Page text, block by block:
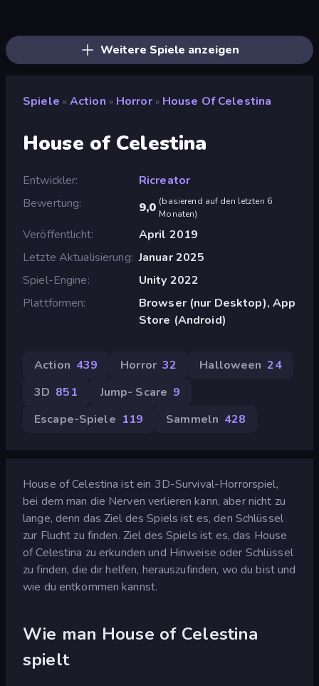
Weitere Spiele anzeigen
Spiele » Action » Horror » House Of Celestina
House of Celestina
Entwickler
Ricreator
Bewertung
9,0 (basierend auf den letzten 6
Monaten)
Veröffentlicht
April 2019
Letzte Aktualisierung Januar 2025
Spiel-Engine
Unity 2022
Plattformen
Browser (nur Desktop), App
Store (Android)
Action 439 Horror 32 Halloween 24
3D 851 Jump- Scare 9
Escape-Spiele 119 Sammeln 428
House of Celestina ist ein 3D-Survival-Horrorspiel,
bei dem man die Nerven verlieren kann, aber nicht zu
lange, denn das Ziel des Spiels ist es, den Schlüssel
zur Flucht zu finden. Ziel des Spiels ist es, das House
of Celestina zu erkunden und Hinweise oder Schlüssel
zu finden, die dir helfen, herauszufinden, wo du bist und
wie du entkommen kannst.
Wie man House of Celestina
spielt